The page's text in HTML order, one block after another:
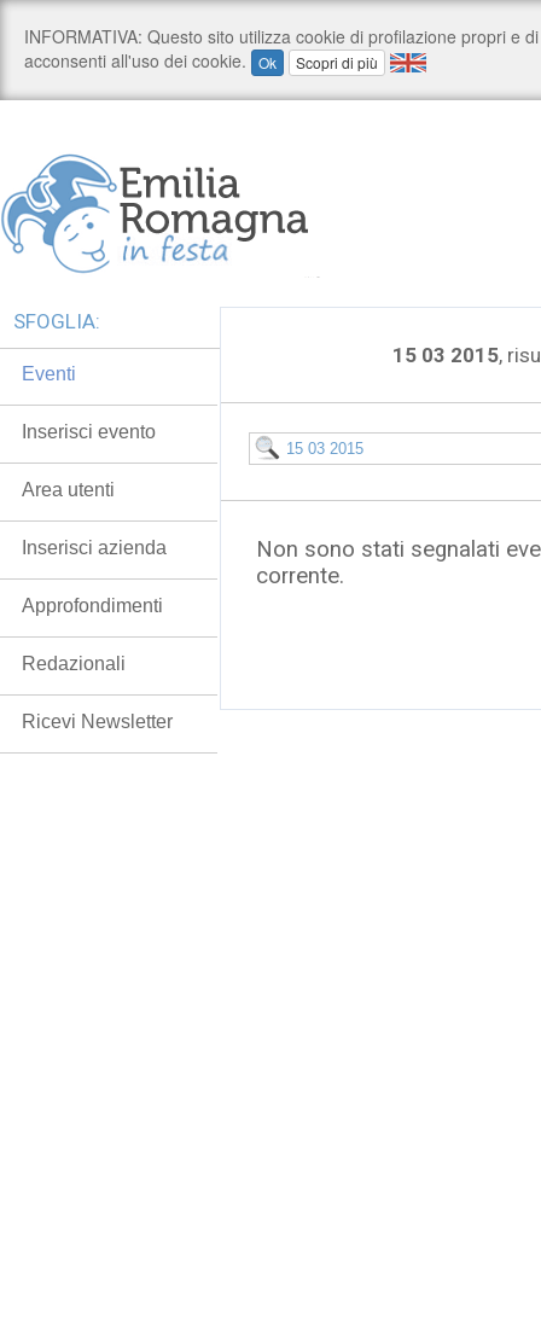
15 03 2015,
Non sono stati segnalati
corrente.
SFOGLIA:
Eventi
Inserisci evento
Area utenti
Inserisci azienda
Approfondimenti
Redazionali
Ricevi Newsletter